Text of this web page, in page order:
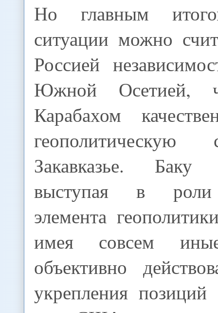
Но главным
ситуации можно
Россией
Южной Осетией,
Карабахом
Закавказье.
выступая в роли
элемента
имея совсем
объективно
укрепления позиций